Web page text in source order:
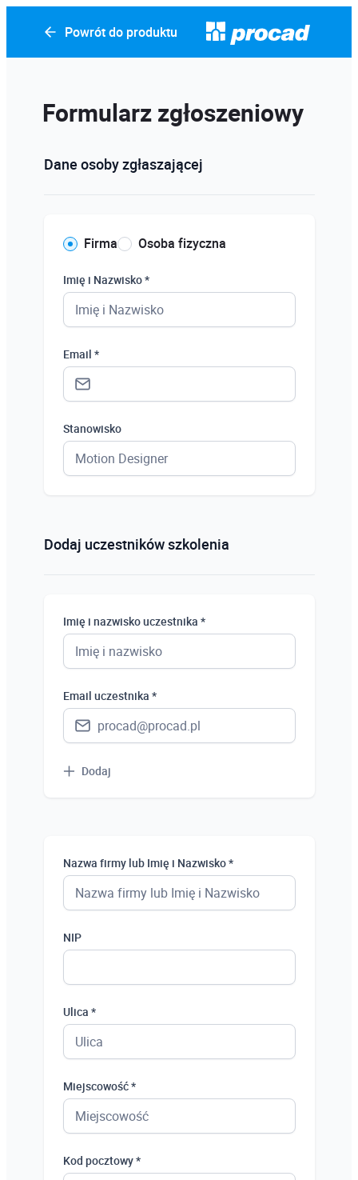
Powrót do produktu
Formularz zgłoszeniowy
Dane osoby zgłaszającej
Firma Osoba fizyczna
Imię i Nazwisko *
Email *
Stanowisko
Dodaj uczestników szkolenia
Imię i nazwisko uczestnika *
Email uczestnika *
Dodaj
Nazwa firmy lub Imię i Nazwisko *
NIP
Ulica *
Miejscowość *
Kod pocztowy *
Uczeń
Bezrobotny